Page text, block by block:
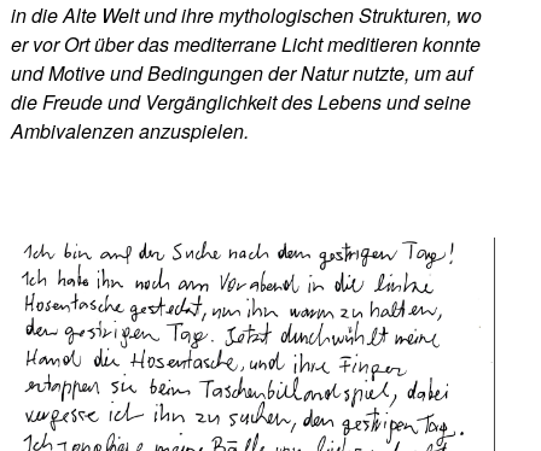
in die Alte Welt und ihre mythologischen Strukturen, wo
er vor Ort über das mediterrane Licht meditieren konnte
und Motive und Bedingungen der Natur nutzte, um auf
die Freude und Vergänglichkeit des Lebens und seine
Ambivalenzen anzuspielen.